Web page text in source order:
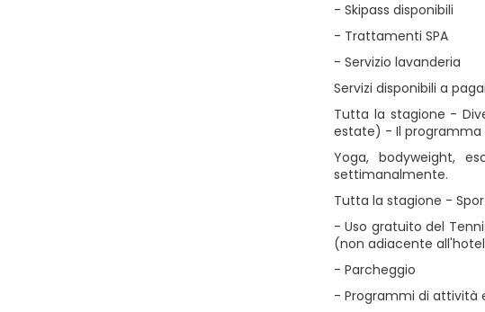
- Programmi di attività
- Parcheggio
- Uso gratuito del
(non adiacente
Tutta la stagione -
Yoga, bodyweight,
settimanalmente.
Tutta la stagione -
estate) - Il
Servizi disponibili a
- Servizio lavanderia
- Trattamenti SPA
- Skipass disponibili